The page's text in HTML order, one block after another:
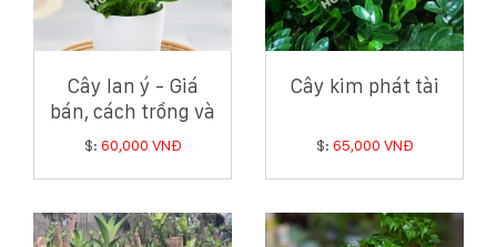
Cây lan ý - Giá
bán, cách trồng và
chăm sóc cây lan ý
$: 60,000 VNĐ
Cây kim phát tài
$: 65,000 VNĐ